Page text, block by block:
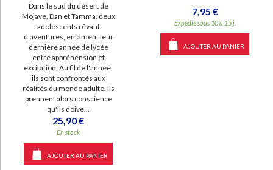
Dans le sud du désert de
Mojave, Dan et Tamma, deux
adolescents rêvant
d'aventures, entament leur
dernière année de lycée
entre appréhension et
excitation. Au fil de l'année,
ils sont confrontés aux
réalités du monde adulte. Ils
prennent alors conscience
qu'ils doive...
25,90 €
En stock
AJOUTER AU PANIER
7,95 €
Expédié sous 10 à 15 j.
AJOUTER AU PANIER